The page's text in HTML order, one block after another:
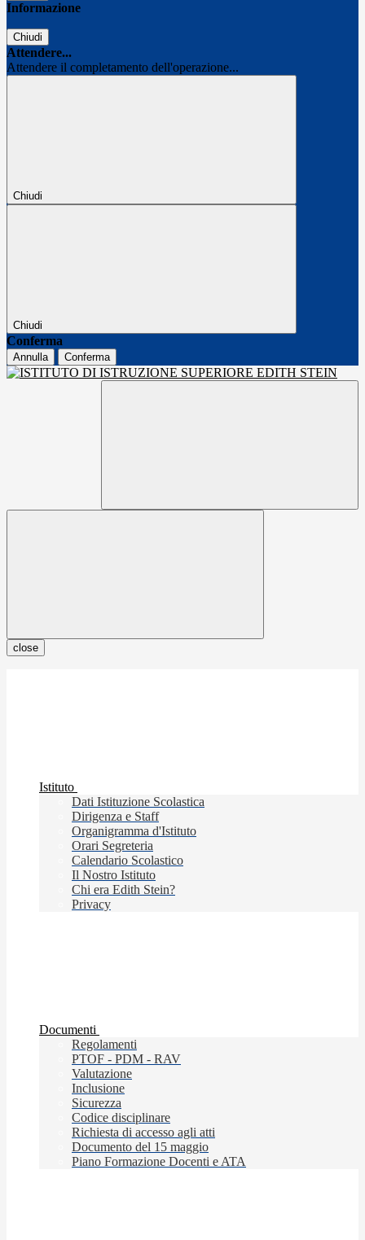
Informazione
Chiudi
Attendere...
Attendere il completamento dell'operazione...
Chiudi
Chiudi
Conferma
Annulla Conferma
close
Istituto
Dati Istituzione Scolastica
Dirigenza e Staff
Organigramma d'Istituto
Orari Segreteria
Calendario Scolastico
Il Nostro Istituto
Chi era Edith Stein?
Privacy
Documenti
Regolamenti
PTOF - PDM - RAV
Valutazione
Inclusione
Sicurezza
Codice disciplinare
Richiesta di accesso agli atti
Documento del 15 maggio
Piano Formazione Docenti e ATA